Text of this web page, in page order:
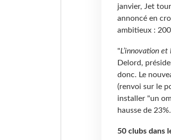
janvier, Jet
annoncé en
ambitieux :
"L’innovation
Delord,
donc. Le
(renvoi sur le
installer "un
hausse de 23%.
50 clubs dans